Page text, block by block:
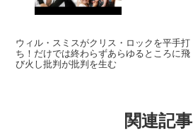
ウィル・スミスがクリス・ロックを平手打
ち！だけでは終わらずあらゆるところに飛
び火し批判が批判を生む
関連記事